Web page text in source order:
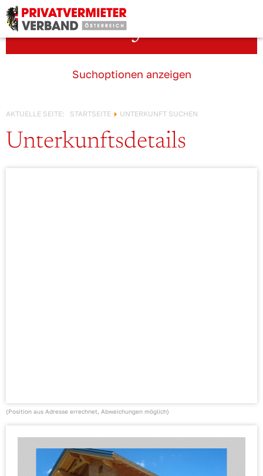
Unterkunft suchen
Suchoptionen anzeigen
AKTUELLE SEITE: STARTSEITE UNTERKUNFT SUCHEN
Unterkunftsdetails
(Position aus Adresse errechnet, Abweichungen möglich)